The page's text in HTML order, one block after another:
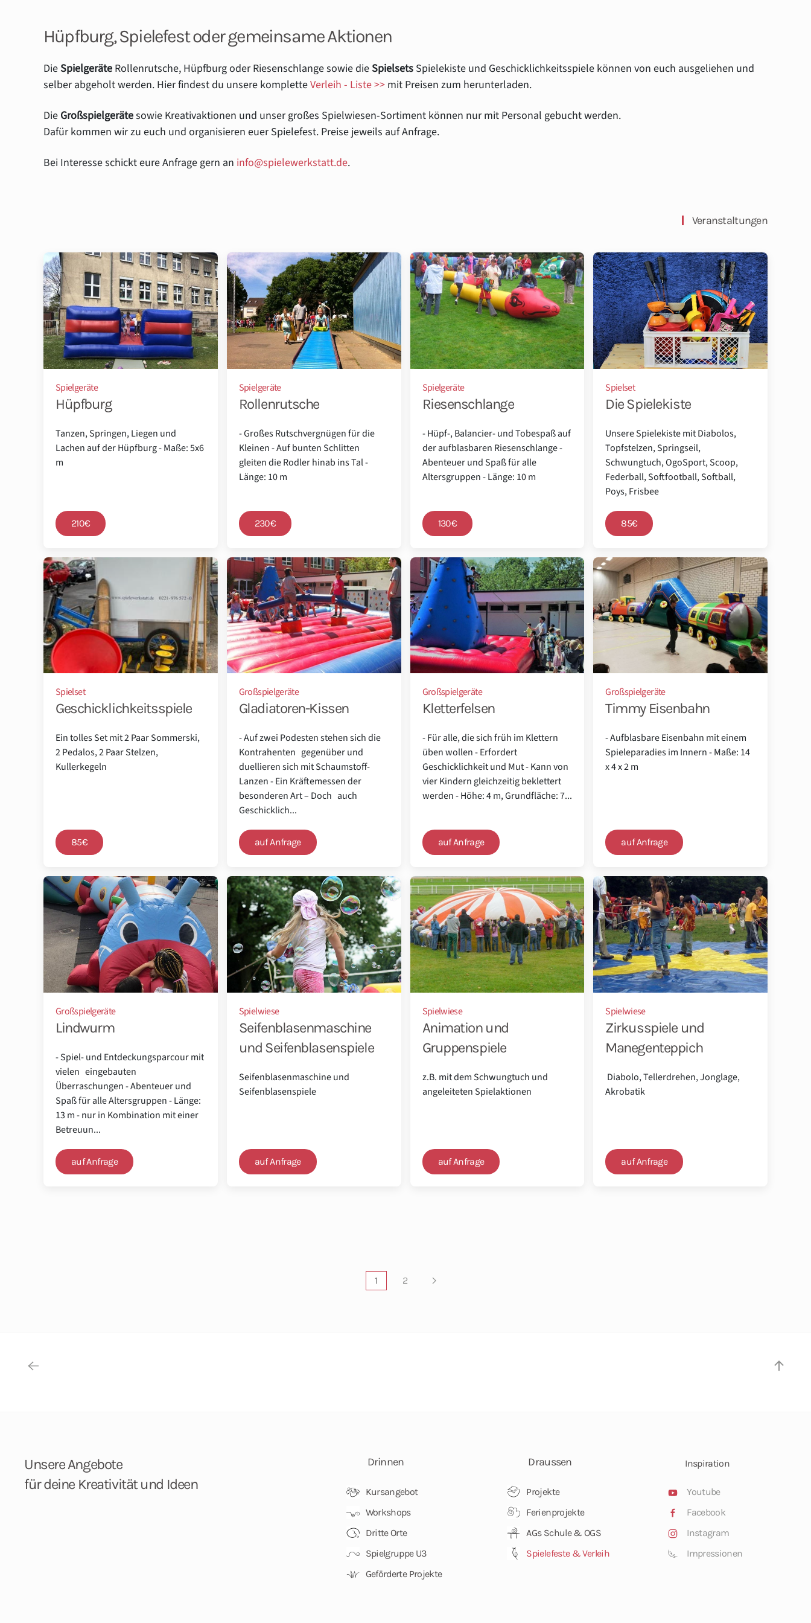
Hüpfburg, Spielefest oder gemeinsame Aktionen
Die Spielgeräte Rollenrutsche, Hüpfburg oder Riesenschlange sowie die Spielsets Spielekiste und Geschicklichkeitsspiele können von euch ausgeliehen und
selber abgeholt werden. Hier findest du unsere kompletteVerleih - Liste >> mit Preisen zum herunterladen.
Die Großspielgerätesowie Kreativaktionen und unser großes Spielwiesen-Sortiment können nur mit Personal gebucht werden.
Dafür kommen wir zu euch und organisieren euer Spielefest. Preise jeweils auf Anfrage.
Bei Interesse schickt eure Anfrage gern an info@spielewerkstatt.de.
Veranstaltungen
Spielgeräte
Hüpfburg
Tanzen, Springen, Liegen und
Lachen auf der Hüpfburg - Maße: 5x6
m
210€
Spielgeräte
Rollenrutsche
- Großes Rutschvergnügen für die
Kleinen - Auf bunten Schlitten
gleiten die Rodler hinab ins Tal -
Länge: 10 m
230€
Spielgeräte
Riesenschlange
- Hüpf-, Balancier- und Tobespaß auf
der aufblasbaren Riesenschlange -
Abenteuer und Spaß für alle
Altersgruppen - Länge: 10 m
130€
Spielset
Die Spielekiste
Unsere Spielekiste mit Diabolos,
Topfstelzen, Springseil,
Schwungtuch, OgoSport, Scoop,
Federball, Softfootball, Softball,
Poys, Frisbee
85€
Spielset
Geschicklichkeitsspiele
Ein tolles Set mit 2 Paar Sommerski,
2 Pedalos, 2 Paar Stelzen,
Kullerkegeln
85€
Großspielgeräte
Gladiatoren-Kissen
- Auf zwei Podesten stehen sich die
Kontrahenten gegenüber und
duellieren sich mit Schaumstoff-
Lanzen - Ein Kräftemessen der
besonderen Art – Doch auch
Geschicklich...
auf Anfrage
Großspielgeräte
Kletterfelsen
- Für alle, die sich früh im Klettern
üben wollen - Erfordert
Geschicklichkeit und Mut - Kann von
vier Kindern gleichzeitig beklettert
werden - Höhe: 4 m, Grundfläche: 7...
auf Anfrage
Großspielgeräte
Timmy Eisenbahn
- Aufblasbare Eisenbahn mit einem
Spieleparadies im Innern - Maße: 14
x 4 x 2 m
auf Anfrage
Großspielgeräte
Lindwurm
- Spiel- und Entdeckungsparcour mit
vielen eingebauten
Überraschungen - Abenteuer und
Spaß für alle Altersgruppen - Länge:
13 m - nur in Kombination mit einer
Betreuun...
auf Anfrage
Spielwiese
Seifenblasenmaschine
und Seifenblasenspiele
Seifenblasenmaschine und
Seifenblasenspiele
auf Anfrage
Spielwiese
Animation und
Gruppenspiele
z.B. mit dem Schwungtuch und
angeleiteten Spielaktionen
auf Anfrage
Spielwiese
Zirkusspiele und
Manegenteppich
Diabolo, Tellerdrehen, Jonglage,
Akrobatik
auf Anfrage
1 2
Unsere Angebote
für deine Kreativität und Ideen
Drinnen
Kursangebot
Workshops
Dritte Orte
Spielgruppe U3
Geförderte Projekte
Draussen
Projekte
Ferienprojekte
AGs Schule & OGS
Spielefeste & Verleih
Inspiration
Youtube
Facebook
Instagram
Impressionen